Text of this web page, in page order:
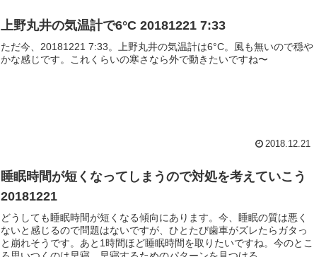
上野丸井の気温計で6°C 20181221 7:33
ただ今、20181221 7:33。上野丸井の気温計は6°C。風も無いので穏や
かな感じです。これくらいの寒さなら外で動きたいですね〜
2018.12.21
睡眠時間が短くなってしまうので対処を考えていこう
20181221
どうしても睡眠時間が短くなる傾向にあります。今、睡眠の質は悪く
ないと感じるので問題はないですが、ひとたび歯車がズレたらガタっ
と崩れそうです。あと1時間ほど睡眠時間を取りたいですね。今のとこ